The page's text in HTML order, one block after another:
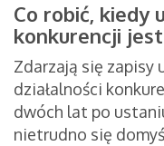
Co robić, kiedy
konkurencji
Zdarzają się zapisy
działalności
dwóch lat po
nietrudno się